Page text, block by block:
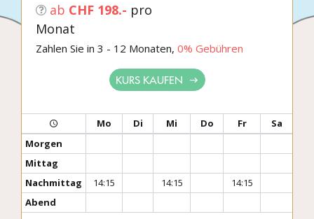
ab CHF 198.- pro
Monat
Zahlen Sie in 3 - 12 Monaten, 0% Gebühren
KURS KAUFEN
Mo Di Mi Do Fr
Sa
Morgen
Mittag
Nachmittag
14:15 14:15
14:15
Abend